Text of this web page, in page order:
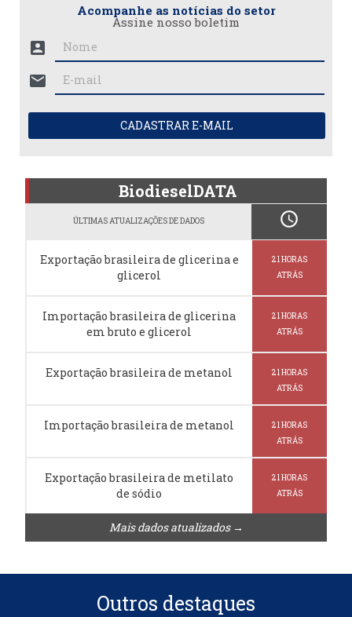
Acompanhe as notícias do setor
Assine nosso boletim
account_box
mail
CADASTRAR E-MAIL
BiodieselDATA
ÚLTIMAS ATUALIZAÇÕES DE DADOS schedule
Exportação brasileira de glicerina e
glicerol
21 HORAS
ATRÁS
Importação brasileira de glicerina
em bruto e glicerol
21 HORAS
ATRÁS
Exportação brasileira de metanol
21 HORAS
ATRÁS
Importação brasileira de metanol
21 HORAS
ATRÁS
Exportação brasileira de metilato
de sódio
21 HORAS
ATRÁS
Mais dados atualizados →
Outros destaques